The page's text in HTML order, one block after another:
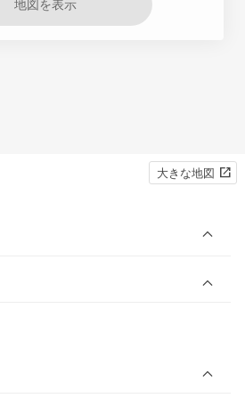
地図を表示
大きな地図